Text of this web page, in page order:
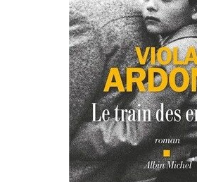
Sur la route
Nos collections
En pratique